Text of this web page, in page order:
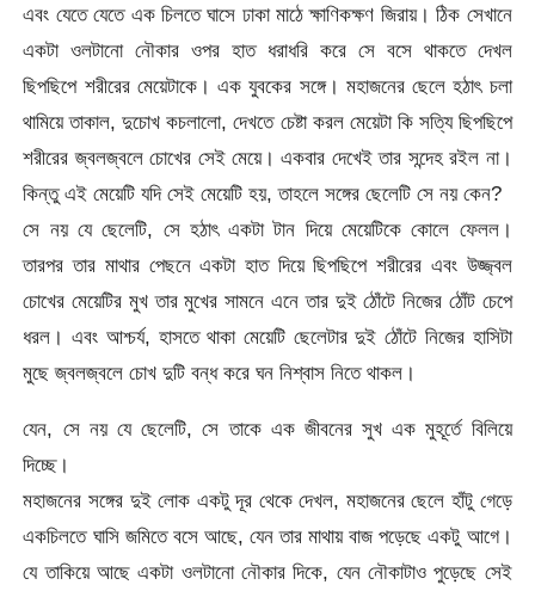
এবং যেতে যেতে এক চিলতে ঘাসে ঢাকা মাঠে ক্ষাণিকক্ষণ জিরায়। ঠিক সেখানে
একটা ওলটানো নৌকার ওপর হাত ধরাধরি করে সে বসে থাকতে দেখল
ছিপছিপে শরীরের মেয়েটাকে। এক যুবকের সঙ্গে। মহাজনের ছেলে হঠাৎ চলা
থামিয়ে তাকাল, দুচোখ কচলালো, দেখতে চেষ্টা করল মেয়েটা কি সত্যি ছিপছিপে
শরীরের জ্বলজ্বলে চোখের সেই মেয়ে। একবার দেখেই তার সন্দেহ রইল না।
কিন্তু এই মেয়েটি যদি সেই মেয়েটি হয়, তাহলে সঙ্গের ছেলেটি সে নয় কেন?
সে নয় যে ছেলেটি, সে হঠাৎ একটা টান দিয়ে মেয়েটিকে কোলে ফেলল।
তারপর তার মাথার পেছনে একটা হাত দিয়ে ছিপছিপে শরীরের এবং উজ্জ্বল
চোখের মেয়েটির মুখ তার মুখের সামনে এনে তার দুই ঠোঁটে নিজের ঠোঁট চেপে
ধরল। এবং আশ্চর্য, হাসতে থাকা মেয়েটি ছেলেটার দুই ঠোঁটে নিজের হাসিটা
মুছে জ্বলজ্বলে চোখ দুটি বন্ধ করে ঘন নিশ্বাস নিতে থাকল।
যেন, সে নয় যে ছেলেটি, সে তাকে এক জীবনের সুখ এক মুহূর্তে বিলিয়ে
দিচ্ছে।
মহাজনের সঙ্গের দুই লোক একটু দূর থেকে দেখল, মহাজনের ছেলে হাঁটু গেড়ে
একচিলতে ঘাসি জমিতে বসে আছে, যেন তার মাথায় বাজ পড়েছে একটু আগে।
যে তাকিয়ে আছে একটা ওলটানো নৌকার দিকে, যেন নৌকাটাও পুড়েছে সেই